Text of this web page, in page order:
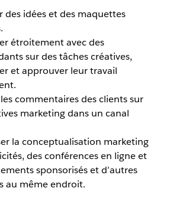
des idées et des maquettes
étroitement avec des
sur des tâches créatives,
et approuver leur travail
commentaires des clients sur
marketing dans un canal
la conceptualisation marketing
des conférences en ligne et
sponsorisés et d’autres
au même endroit.